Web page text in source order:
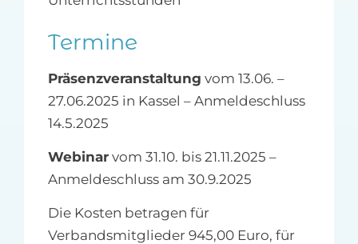
Termine
Präsenzveranstaltung vom 13.06. –
27.06.2025 in Kassel – Anmeldeschluss
14.5.2025
Webinarvom 31.10. bis 21.11.2025 –
Anmeldeschluss am 30.9.2025
Die Kosten betragen für
Verbandsmitglieder 945,00 Euro, für